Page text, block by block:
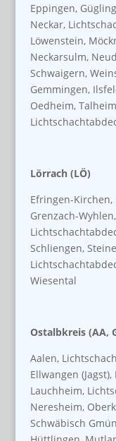
Eppingen,
Neckar,
Löwenstein,
Neckarsulm,
Schwaigern,
Gemmingen,
Oedheim,
Lörrach (LÖ)
Efringen-
Grenzach-
Schliengen,
Wiesental
Ostalbkreis (AA,
Aalen,
Ellwangen
Lauchheim,
Neresheim,
Schwäbisch